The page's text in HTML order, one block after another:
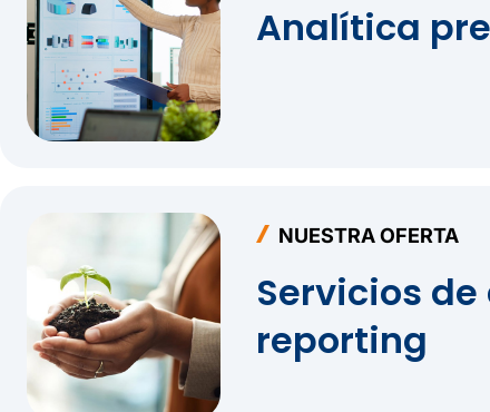
Analítica
NUESTRA OFERTA
Servicios de
reporting